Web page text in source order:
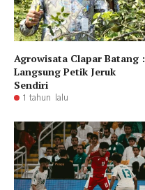
Agrowisata Clapar Batang :
Langsung Petik Jeruk
Sendiri
1 tahun lalu